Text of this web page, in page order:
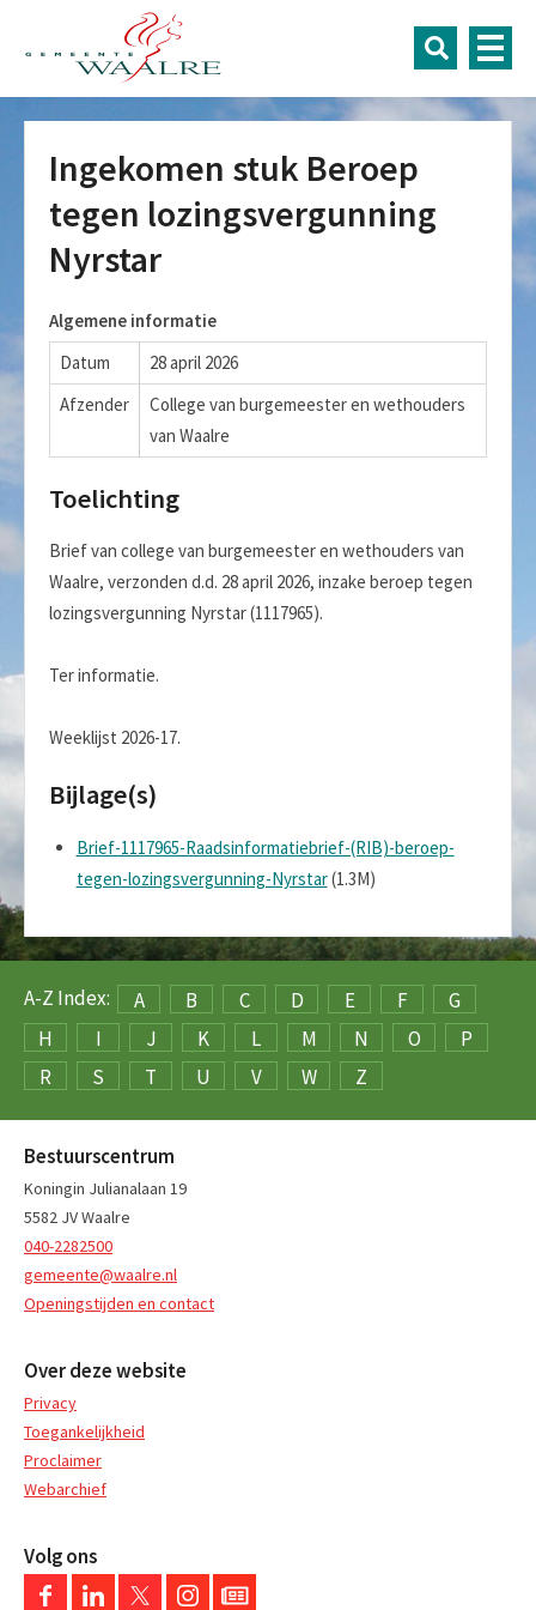
Ingekomen stuk Beroep
tegen lozingsvergunning
Nyrstar
Algemene informatie
Datum
28 april 2026
Afzender
College van burgemeester en wethouders
van Waalre
Toelichting
Brief van college van burgemeester en wethouders van
Waalre, verzonden d.d. 28 april 2026, inzake beroep tegen
lozingsvergunning Nyrstar (1117965).
Ter informatie.
Weeklijst 2026-17.
Bijlage(s)
Brief-1117965-Raadsinformatiebrief-(RIB)-beroep-
tegen-lozingsvergunning-Nyrstar(1.3M)
A-Z Index: A B C D E F
G
H
I J K L M N O
P
R
S T U V W Z
Bestuurscentrum
Koningin Julianalaan 19
5582 JV Waalre
040-2282500
gemeente@waalre.nl
Openingstijden en contact
Over deze website
Privacy
Toegankelijkheid
Proclaimer
Webarchief
Volg ons